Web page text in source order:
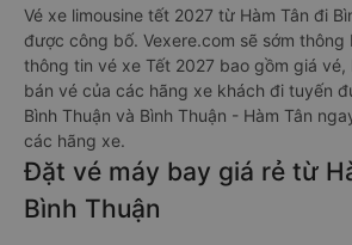
Vé xe limousine tết 2027 từ Hàm Tân đi
được công bố. Vexere.com sẽ sớm thông
thông tin vé xe Tết 2027 bao gồm giá
bán vé của các hãng xe khách đi tuyến
Bình Thuận và Bình Thuận - Hàm Tân
các hãng xe.
Đặt vé máy bay giá rẻ từ
Bình Thuận